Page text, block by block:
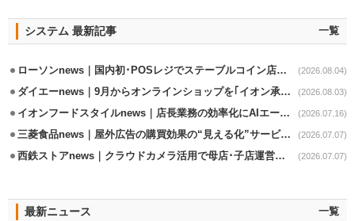
システム 最新記事 一覧
ローソンnews｜国内初･POSレジでステーブルコイン店頭決済実証実験を実施 (2026.08.04)
ダイエーnews｜9月からオンラインショップを｢イオン承りオンライン｣へ移行 (2026.08.03)
イオンフードスタイルnews｜店長業務の効率化にAIエージェント活用実験 (2026.07.16)
三菱食品news｜屋外広告の購買効果の“見える化”サービス開始 (2026.07.07)
西鉄ストアnews｜クラウドカメラ活用で母店･子店運営の効率化 (2026.07.07)
最新ニュース 一覧